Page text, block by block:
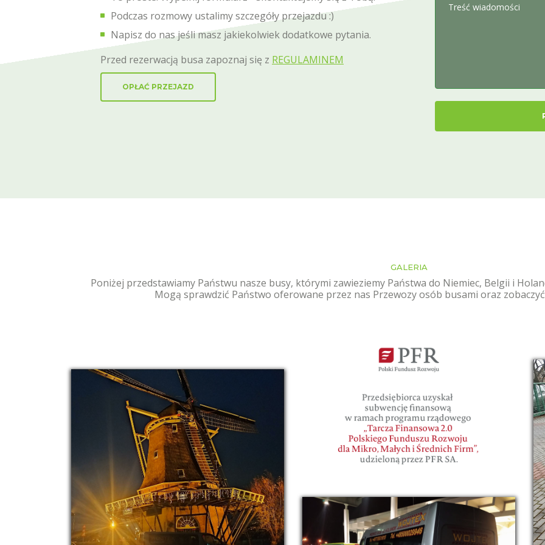
Podczas rozmowy ustalimy szczegóły przejazdu :)
Napisz do nas jeśli masz jakiekolwiek dodatkowe pytania.
Przed rezerwacją busa zapoznaj się z REGULAMINEM
OPŁAĆ PRZEJAZD
Treść wiadomości
GALERIA
Poniżej przedstawiamy Państwu nasze busy, którymi zawieziemy Państwa do Niemiec, Belgii i
Mogą sprawdzić Państwo oferowane przez nas Przewozy osób busami oraz